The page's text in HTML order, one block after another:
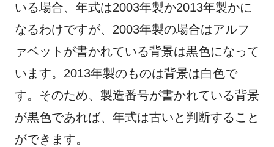
いる場合、年式は2003年製か2013年製かに
なるわけですが、2003年製の場合はアルフ
ァベットが書かれている背景は黒色になって
います。2013年製のものは背景は白色で
す。そのため、製造番号が書かれている背景
が黒色であれば、年式は古いと判断すること
ができます。